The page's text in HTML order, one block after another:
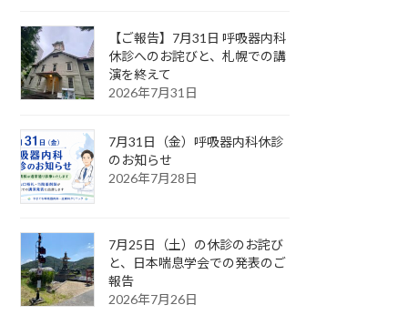
【ご報告】7月31日 呼吸器内科
休診へのお詫びと、札幌での講
演を終えて
2026年7月31日
7月31日（金）呼吸器内科休診
のお知らせ
2026年7月28日
7月25日（土）の休診のお詫び
と、日本喘息学会での発表のご
報告
2026年7月26日